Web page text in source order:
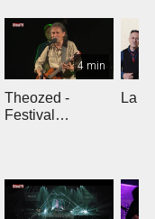
4 min
Theozed -
Festival
La